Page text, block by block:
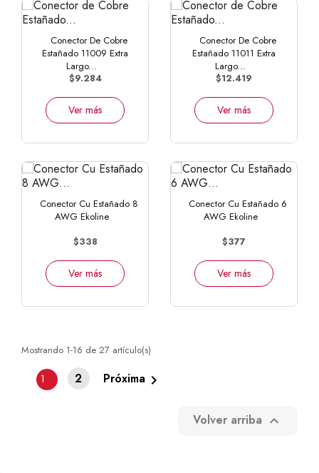
Conector De Cobre
Estañado 11009 Extra
Largo...
$9.284
Ver más
Conector De Cobre
Estañado 11011 Extra
Largo...
$12.419
Ver más
Conector Cu Estañado 8
AWG Ekoline
$338
Ver más
Conector Cu Estañado 6
AWG Ekoline
$377
Ver más
Mostrando 1-16 de 27 artículo(s)
1 2 Próxima 
Volver arriba 